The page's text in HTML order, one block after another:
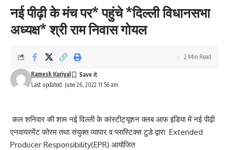
नई पीढ़ी के मंच पर* पहुंचे *दिल्ली विधानसभा
अध्यक्ष* श्री राम निवास गोयल
Last updated: June 26, 2022 11:56 am
Ramesh Kuriyal
2 Min Read
कल शनिवार की शाम नई दिल्ली के कांस्टीट्यूशन क्लब आफ इंडिया में नई पीढ़ी
एनवायरमेंट फोरम तथा संयुक्त व्यापार व प्लास्टिक्स टुडे द्वारा Extended
Producer Responsibility(EPR) आयोजित